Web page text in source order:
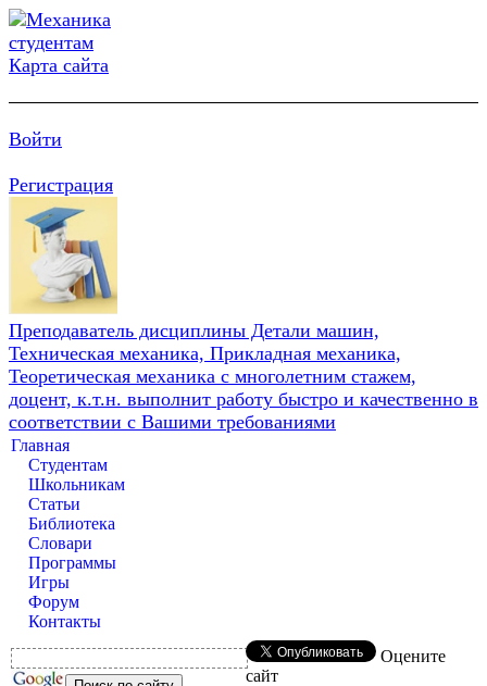
Карта сайта
Войти
Регистрация
Преподаватель дисциплины Детали машин,
Техническая механика, Прикладная механика,
Теоретическая механика с многолетним стажем,
доцент, к.т.н. выполнит работу быстро и качественно в
соответствии с Вашими требованиями
Главная
Студентам
Школьникам
Статьи
Библиотека
Словари
Программы
Игры
Форум
Контакты
Оцените
сайт